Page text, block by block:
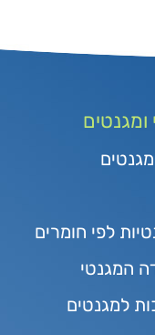
ומגנטים
לפי חומרים
המגנטי
למגנטים